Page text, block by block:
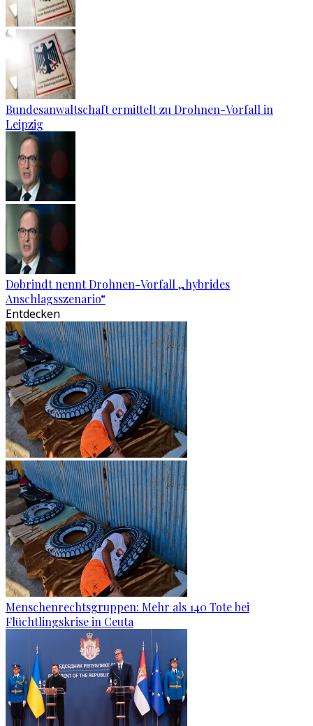
Bundesanwaltschaft ermittelt zu Drohnen-Vorfall in
Leipzig
Dobrindt nennt Drohnen-Vorfall „hybrides
Anschlagsszenario“
Entdecken
Menschenrechtsgruppen: Mehr als 140 Tote bei
Flüchtlingskrise in Ceuta